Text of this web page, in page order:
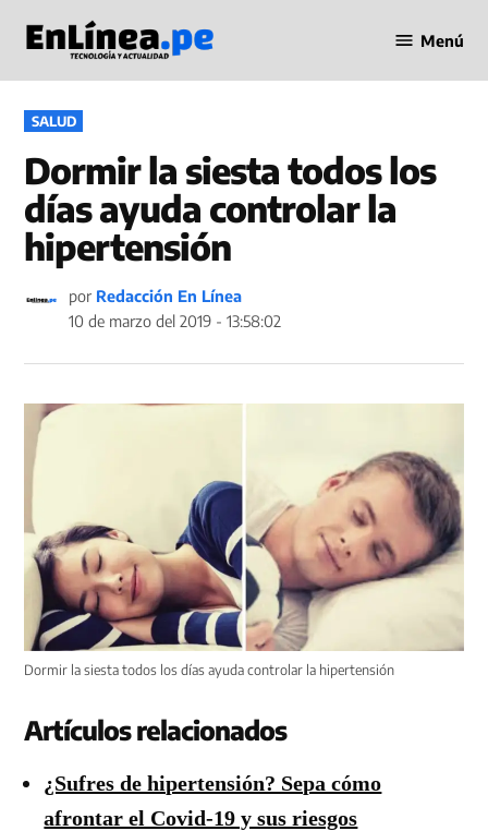
contenido
en Línea
Menú
PUBLICADO
EN
SALUD
Dormir la siesta todos los
días ayuda controlar la
hipertensión
por Redacción En Línea
10 de marzo del 2019 - 13:58:02
Dormir la siesta todos los días ayuda controlar la hipertensión
Artículos relacionados
¿Sufres de hipertensión? Sepa cómo
afrontar el Covid-19 y sus riesgos